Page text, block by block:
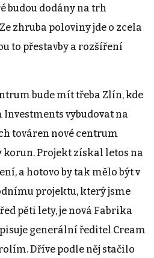
budou dodány na trh
zhruba poloviny jde o zcela
to přestavby a rozšíření
bude mít třeba Zlín, kde
Investments vybudovat na
továren nové centrum
Projekt získal letos na
a hotovo by tak mělo být v
projektu, který jsme
pěti lety, je nová Fabrika
generální ředitel Cream
Dříve podle něj stačilo